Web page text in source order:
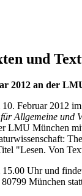
und
2012 an der
Februar 2012
Allgemeine und
LMU München
"Lesen. Von
Uhr und
München